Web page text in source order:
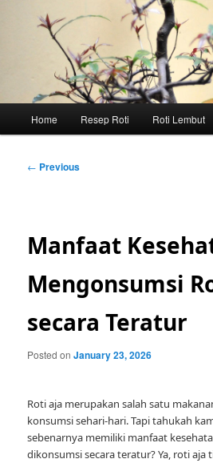
Home Resep Roti Roti Lembut
Post
← Previous
Manfaat
Mengonsumsi
secara Teratur
Posted onJanuary 23, 2026
Roti aja merupakan salah satu
konsumsi sehari-hari. Tapi tahukah
sebenarnya memiliki manfaat
dikonsumsi secara teratur? Ya, roti aja